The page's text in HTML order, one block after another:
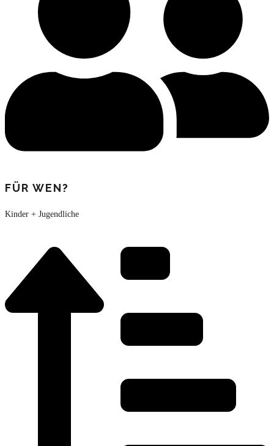
FÜR WEN?
Kinder + Jugendliche